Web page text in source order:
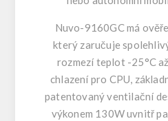
Nuvo-9160GC má
který zaručuje
rozmezí teplot -25°C
chlazení pro CPU,
patentovaný ventilační
výkonem 130W uvnitř